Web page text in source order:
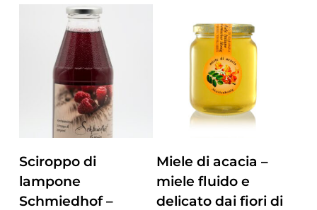
Sciroppo di
lampone
Schmiedhof –
Miele di acacia –
miele fluido e
delicato dai fiori di